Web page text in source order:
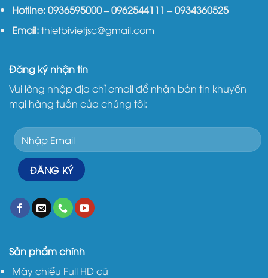
Hotline:0936595000–0962544111 –0934360525
Email:thietbivietjsc@gmail.com
Đăng ký nhận tin
Vui lòng nhập địa chỉ email để nhận bản tin khuyến
mại hàng tuần của chúng tôi:
Sản phẩm chính
Máy chiếu Full HD cũ